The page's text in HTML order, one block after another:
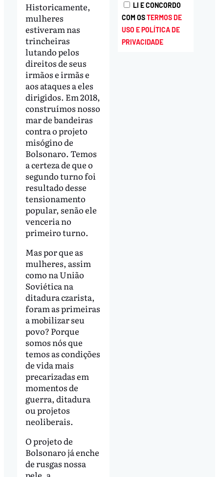
Historicamente,
mulheres
estiveram nas
trincheiras
lutando pelos
direitos de seus
irmãos e irmãs e
aos ataques a eles
dirigidos. Em 2018,
construímos nosso
mar de bandeiras
contra o projeto
misógino de
Bolsonaro. Temos
a certeza de que o
segundo turno foi
resultado desse
tensionamento
popular, senão ele
venceria no
primeiro turno.
Mas por que as
mulheres, assim
como na União
Soviética na
ditadura czarista,
foram as primeiras
a mobilizar seu
povo? Porque
somos nós que
temos as condições
de vida mais
precarizadas em
momentos de
guerra, ditadura
ou projetos
neoliberais.
O projeto de
Bolsonaro já enche
de rusgas nossa
LI E CONCORDO
COM OSTERMOS DE
USO E POLÍTICA DE
PRIVACIDADE